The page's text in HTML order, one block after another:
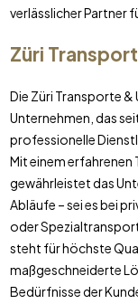
verlässlicher Partner
Züri
Die Züri Transporte &
Unternehmen, das
professionelle
Mit einem erfahrenen
gewährleistet das
Abläufe – sei es bei
oder
steht für höchste
maßgeschneiderte
Bedürfnisse der